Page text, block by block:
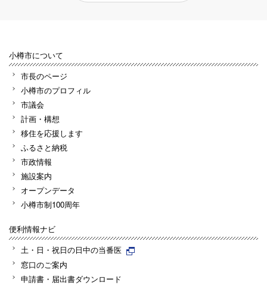
小樽市について
市長のページ
小樽市のプロフィル
市議会
計画・構想
移住を応援します
ふるさと納税
市政情報
施設案内
オープンデータ
小樽市制100周年
便利情報ナビ
土・日・祝日の日中の当番医
窓口のご案内
申請書・届出書ダウンロード